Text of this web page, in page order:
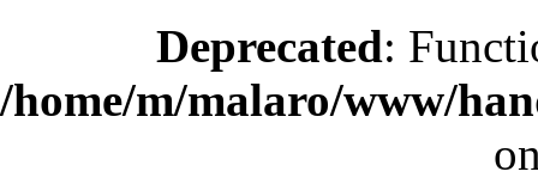
Deprecated:
/home/m/malaro/www/